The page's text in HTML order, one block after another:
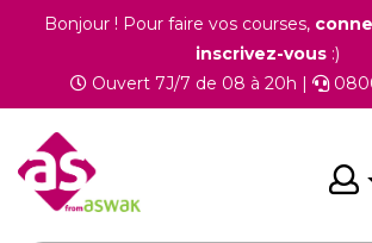
Bonjour ! Pour faire vos courses,
inscrivez-vous:)
Ouvert 7J/7 de 08 à 20h |